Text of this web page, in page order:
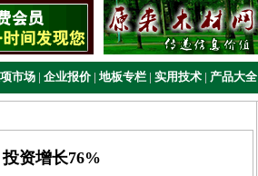
市场 | 企业报价 | 地板专栏 | 实用技术 | 产品大全
资增长76%